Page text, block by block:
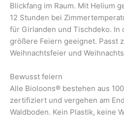
Blickfang im Raum. Mit Helium
12 Stunden bei
für Girlanden und Tischdeko. In
größere Feiern geeignet. Passt
Weihnachtsfeier und
Bewusst feiern
Alle Bioloons® bestehen aus
zertifiziert und vergehen am
Waldboden. Kein Plastik, keine